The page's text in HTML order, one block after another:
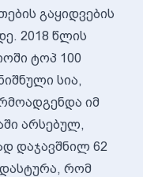
გაყიდვების
2018 წლის
ტოპ 100
სია,
იმ
არსებულ,
დაჯავშნილ 62
რომ